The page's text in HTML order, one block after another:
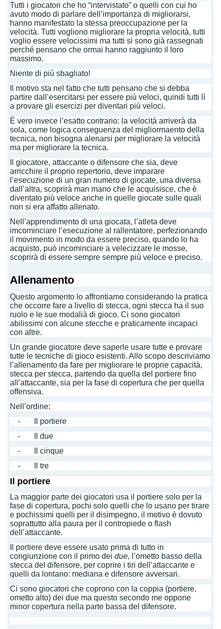
Tutti i giocatori che ho “intervistato” o quelli con cui ho
avuto modo di parlare dell’importanza di migliorarsi,
hanno manifestato la stessa preoccupazione per la
velocità. Tutti vogliono migliorare la propria velocità, tutti
voglio essere velocissimi ma tutti si sono già rassegnati
perché pensano che ormai hanno raggiunto il loro
massimo.
Niente di più sbagliato!
Il motivo sta nel fatto che tutti pensano che si debba
partire dall’esercitarsi per essere più veloci, quindi tutti lì
a provare gli esercizi per diventari più veloci.
È vero invece l’esatto contrario: la velocità arriverà da
sola, come logica conseguenza del migliormaento della
tecnica, non bisogna alenarsi per migliorare la velocità
ma per migliorare la tecnica.
Il giocatore, attaccante o difensore che sia, deve
arricchire il proprio repertorio, deve imparare
l’esecuzione di un gran numero di giocate, una diversa
dall’altra, scoprirà man mano che le acquisisce, che è
diventato più veloce anche in quelle giocate sulle quali
non si era affatto allenato.
Nell’apprendimento di una giocata, l’atleta deve
imcominciare l’esecuzione al rallentatore, perfezionando
il movimento in modo da essere preciso, quando lo ha
acquisto, può incominciare a velecizzare le mosse,
scoprirà di essere sempre sempre più veloce e preciso.
Allenamento
Questo argomento lo affrontiamo considerando la pratica
che occorre fare a livello di stecca, ogni stecca ha il suo
ruolo e le sue modalià di gioco. Ci sono giocatori
abilissimi con alcune stecche e praticamente incapaci
con altre.
Un grande giocatore deve saperle usare tutte e provare
tutte le tecniche di gioco esistenti. Allo scopo descriviamo
l’allenamento da fare per migliorare le proprie capacità,
stecca per stecca, partendo da quella del portiere fino
all’attaccante, sia per la fase di copertura che per quella
offensiva.
Nell’ordine:
- Il portiere
- Il due
- Il cinque
- Il tre
Il portiere
La maggior parte dei giocatori usa il portiere solo per la
fase di copertura, pochi solo quelli che lo usano per tirare
e pochissimi quelli per il disimpegno, il motivo è dovuto
soprattutto alla paura per il contropiede o flash
dell’attaccante.
Il portiere deve essere usato prima di tutto in
congiunzione con il primo deidue, l’ometto basso della
stecca del difensore, per coprire i tiri dell’attaccante e
quelli da lontano: mediana e difensore avversari.
Ci sono giocatori che coprono con la coppia (portiere,
ometto alto) dei due ma questo secondo me oppone
minor copertura nella parte bassa del difensore.